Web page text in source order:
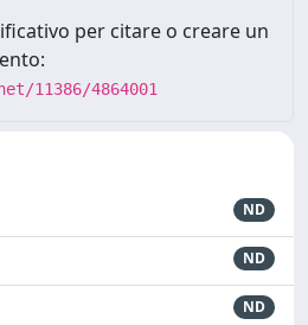
per citare o creare un
11386/4864001
ND
ND
ND